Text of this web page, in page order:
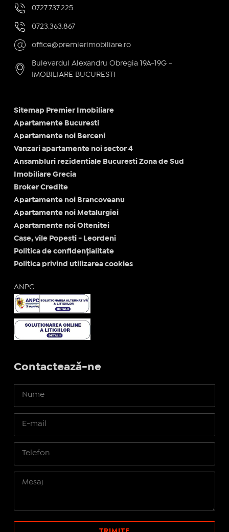
0727.737.225
0723.363.867
office@premierimobiliare.ro
Bulevardul Alexandru Obregia 19A-19G -
IMOBILIARE BUCURESTI
Sitemap Premier Imobiliare
Apartamente Bucuresti
Apartamente noi Berceni
Vanzari apartamente noi sector 4
Ansambluri rezidentiale Bucuresti Zona de Sud
Imobiliare Grecia
Broker Credite
Apartamente noi Brancoveanu
Apartamente noi Metalurgiei
Apartamente noi Oltenitei
Case, vile Popesti - Leordeni
Politica de confidențialitate
Politica privind utilizarea cookies
ANPC
Contactează-ne